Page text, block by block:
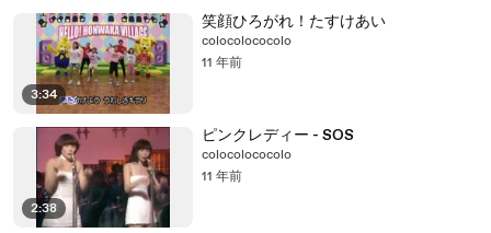
3:34
笑顔ひろがれ！たすけあい
colocolococolo
11 年前
2:38
ピンクレディー - SOS
colocolococolo
11 年前